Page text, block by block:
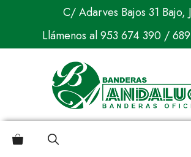
contenido
C/ Adarves Bajos 31 Bajo,
Llámenos al953 674 390/